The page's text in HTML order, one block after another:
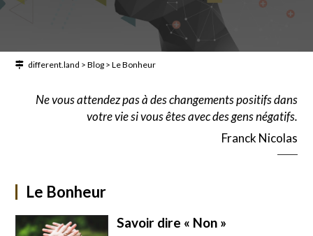
different.land >Blog >Le Bonheur
Ne vous attendez pas à des changements positifs dans
votre vie si vous êtes avec des gens négatifs.
Franck Nicolas
Le Bonheur
Savoir dire « Non »